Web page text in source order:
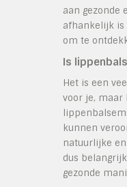
aan gezonde
afhankelijk is
om te
Is
Het is een
voor je, maar
kunnen
natuurlijke
dus
gezonde